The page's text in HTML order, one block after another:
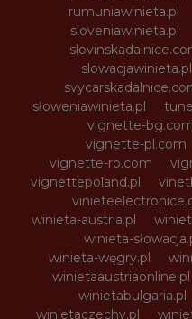
rumuniawinieta.pl
sloveniawinieta.pl
slowacjawinieta.pl
słoweniawinieta.pl
vignette-
vignette-pl.com
vignette-ro.com
vignettepoland.pl
winieta-austria.pl
winieta-
winieta-węgry.pl
winietaaustriaonline.pl
winietabulgaria.pl
winietaczechy.pl